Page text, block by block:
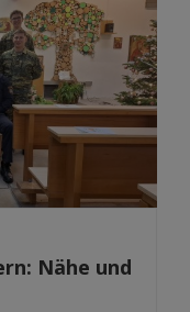
Nähe und